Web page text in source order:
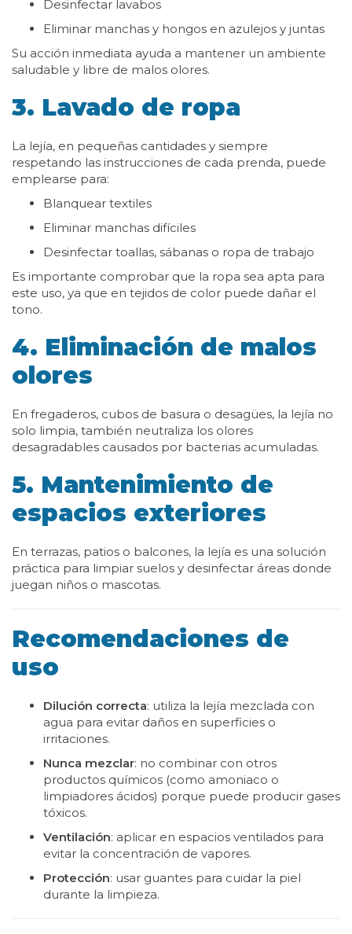
Desinfectar lavabos
Eliminar manchas y hongos en azulejos y juntas
Su acción inmediata ayuda a mantener un ambiente
saludable y libre de malos olores.
3. Lavado de ropa
La lejía, en pequeñas cantidades y siempre
respetando las instrucciones de cada prenda, puede
emplearse para:
Blanquear textiles
Eliminar manchas difíciles
Desinfectar toallas, sábanas o ropa de trabajo
Es importante comprobar que la ropa sea apta para
este uso, ya que en tejidos de color puede dañar el
tono.
4. Eliminación de malos
olores
En fregaderos, cubos de basura o desagües, la lejía no
solo limpia, también neutraliza los olores
desagradables causados por bacterias acumuladas.
5. Mantenimiento de
espacios exteriores
En terrazas, patios o balcones, la lejía es una solución
práctica para limpiar suelos y desinfectar áreas donde
juegan niños o mascotas.
Recomendaciones de
uso
Dilución correcta: utiliza la lejía mezclada con
agua para evitar daños en superficies o
irritaciones.
Nunca mezclar: no combinar con otros
productos químicos (como amoniaco o
limpiadores ácidos) porque puede producir gases
tóxicos.
Ventilación: aplicar en espacios ventilados para
evitar la concentración de vapores.
Protección: usar guantes para cuidar la piel
durante la limpieza.